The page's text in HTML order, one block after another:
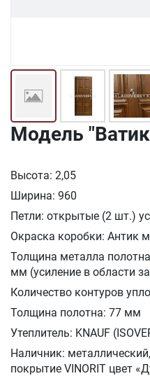
Модель
Высота: 2,05
Ширина: 960
Петли: открытые (2 шт.)
Окраска коробки: Антик
Толщина металла
мм (усиление в области
Количество контуров
Толщина полотна: 77 мм
Утеплитель: KNAUF
Наличник:
покрытие VINORIT цвет